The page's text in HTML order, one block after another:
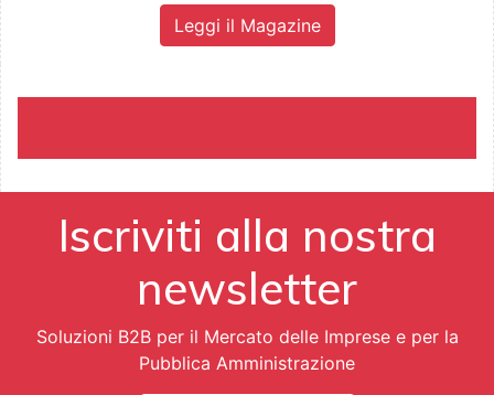
Leggi il Magazine
Iscriviti alla nostra
newsletter
Soluzioni B2B per il Mercato delle Imprese e per la
Pubblica Amministrazione